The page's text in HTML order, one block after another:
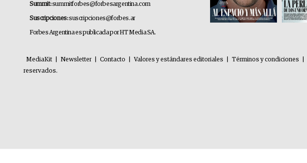
Summit:summitforbes@forbesargentina.com
Suscripciones:suscripciones@forbes.ar
Forbes Argentina es publicada por HT Media SA.
MediaKit Newsletter Contacto Valores y estándares editoriales Términos y condiciones
reservados.